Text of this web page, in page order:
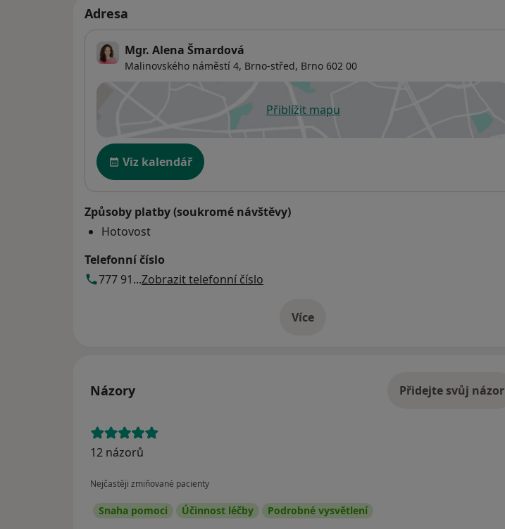
Adresa
Mgr. Alena Šmardová
Malinovského náměstí 4, Brno-střed, Brno 602 00
Přiblížit mapuse otevře v nové záložce
Dostupnost
Viz kalendář
Způsoby platby (soukromé návštěvy)
Hotovost
Telefonní číslo
777 91...Zobrazit telefonní číslo
Víceo adrese
Názory Přidejte svůj názor
12 názorů
Nejčastěji zmiňované pacienty
Snaha pomoci Účinnost léčby Podrobné vysvětlení